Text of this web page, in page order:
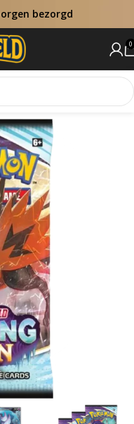
bezorgd
0